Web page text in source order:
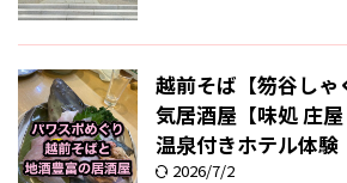
越前そば【笏谷しゃ
気居酒屋【味処 庄
温泉付きホテル体験
2026/7/2